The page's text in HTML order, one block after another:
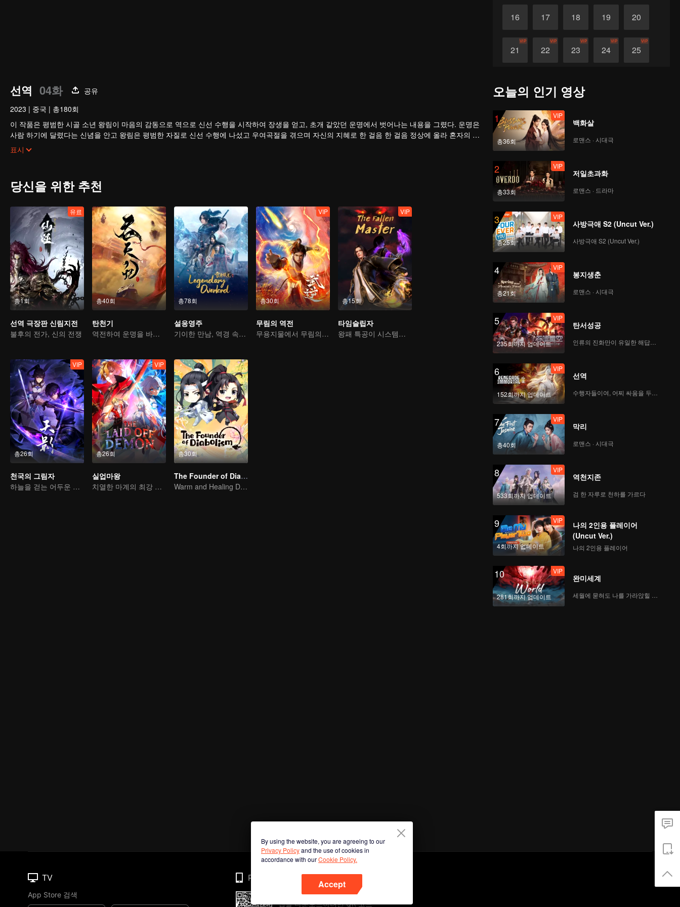
16 17 18 19 20
21
VIP
22
VIP
23
VIP
24
VIP
25
VIP
선역 04화
공유
2023 | 중국 | 총180회
이 작품은 평범한 시골 소년 왕림이 마음의 감동으로 역으로 신선 수행을 시작하여 장생을 얻고, 초개 같았던 운명에서 벗어나는 내용을 그렸다. 운명은
사람 하기에 달렸다는 신념을 안고 왕림은 평범한 자질로 신선 수행에 나섰고 우여곡절을 겪으며 자신의 지혜로 한 걸음 한 걸음 정상에 올라 혼자의 힘
으로 수진계에 이름을 날린다.
표시
당신을 위한 추천
총1회
유료
선역 극장판 신림지전
불후의 전가, 신의 전쟁
총40회
탄천기
역전하여 운명을 바꾸다, 서유기를 소재로 한 고전 선협물
총78회
설응영주
기이한 만남, 역경 속에서 다시 살아난 소년
총30회
VIP
무림의 역전
무용지물에서 무림의 고수로
총15회
VIP
타임슬립자
왕패 특공이 시스템을 넘어 구황을 누빈다
총26회
VIP
천국의 그림자
하늘을 걷는 어두운 그림자, 혼을 불태워 마음을 지키다
총26회
VIP
실업마왕
치열한 마계의 최강 마왕
총30회
The Founder of Diabolism Q
Warm and Healing Daily Life
오늘의 인기 영상
1
총36회
VIP
백화살
로맨스 · 시대극
2
총33회
VIP
저일초과화
로맨스 · 드라마
3
총25회
VIP
사방극애 S2 (Uncut Ver.)
사방극애 S2 (Uncut Ver.)
4
총21회
VIP
봉지생춘
로맨스 · 시대극
5
235회까지 업데이트
VIP
탄서성공
인류의 진화만이 유일한 해답이다
6
152회까지 업데이트
VIP
선역
7
총40회
VIP
막리
로맨스 · 시대극
8
533회까지 업데이트
VIP
역천지존
검 한 자루로 천하를 가르다
9
4회까지 업데이트
VIP
나의 2인용 플레이어
(Uncut Ver.)
나의 2인용 플레이어
10
281회까지 업데이트
VIP
완미세계
By using the website, you are agreeing to our
Privacy Policyand the use of cookies in
accordance with ourCookie Policy.
Accept
TV
App Store 검색
Phone
앱을 다운로드하려면 QR 코드